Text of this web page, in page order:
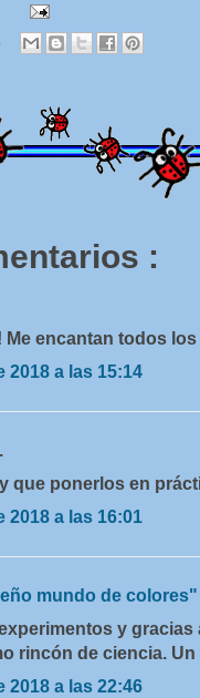
:
Me encantan todos
2018 a las 15:14
que ponerlos en
2018 a las 16:01
mundo de colores"
y
rincón de ciencia.
2018 a las 22:46